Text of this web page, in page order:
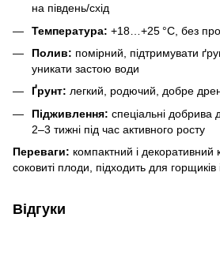
на південь/схід
Температура: +18…+25 °C, без
Полив: помірний, підтримувати
уникати застою води
Ґрунт: легкий, родючий, добре
Підживлення: спеціальні добрива
2–3 тижні під час активного росту
Переваги: компактний і декоративний
соковиті плоди, підходить для горщиків
Відгуки